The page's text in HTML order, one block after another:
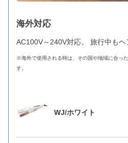
海外対応
AC100V～240V対応。 旅行中もヘ
※海外で使用される時は、その国や地域に合っ
す。
WJ/ホワイト